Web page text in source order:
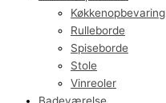
Køkkenopbevaring
Rulleborde
Spiseborde
Stole
Vinreoler